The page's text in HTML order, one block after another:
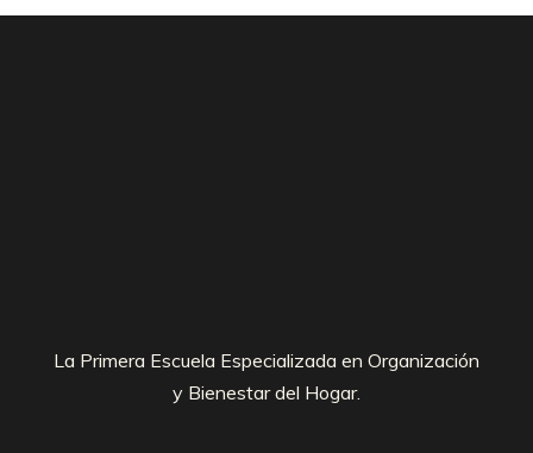
La Primera Escuela Especializada en Organización
y Bienestar del Hogar.